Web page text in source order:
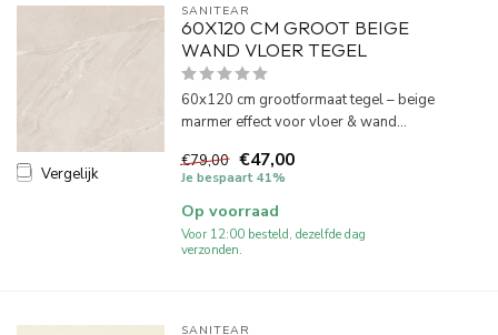
Vergelijk
SANITEAR
60X120 CM GROOT BEIGE
WAND VLOER TEGEL
60x120 cm grootformaat tegel – beige
marmer effect voor vloer & wand...
€79,00 €47,00
Je bespaart 41%
Op voorraad
Voor 12:00 besteld, dezelfde dag
verzonden.
SANITEAR